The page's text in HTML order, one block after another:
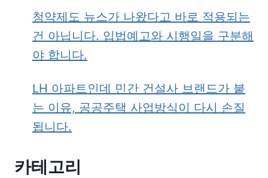
청약제도 뉴스가 나왔다고 바로 적용되는
건 아닙니다. 입법예고와 시행일을 구분해
야 합니다.
LH 아파트인데 민간 건설사 브랜드가 붙
는 이유, 공공주택 사업방식이 다시 손질
됩니다.
카테고리